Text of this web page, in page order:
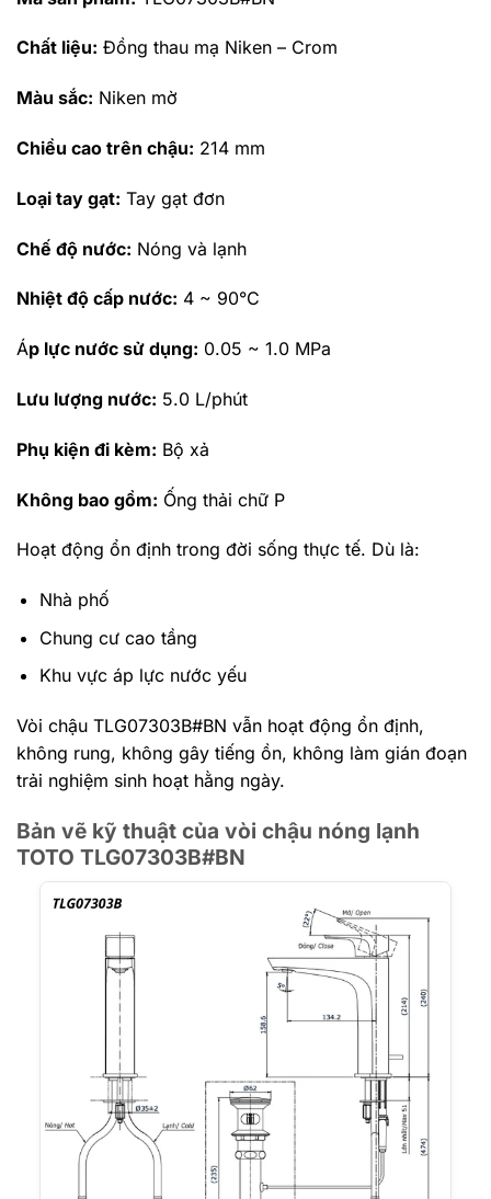
Chất liệu: Đồng thau mạ Niken – Crom
Màu sắc: Niken mờ
Chiều cao trên chậu: 214 mm
Loại tay gạt: Tay gạt đơn
Chế độ nước: Nóng và lạnh
Nhiệt độ cấp nước: 4 ~ 90°C
Áp lực nước sử dụng: 0.05 ~ 1.0 MPa
Lưu lượng nước: 5.0 L/phút
Phụ kiện đi kèm: Bộ xả
Không bao gồm: Ống thải chữ P
Hoạt động ổn định trong đời sống thực tế. Dù là:
Nhà phố
Chung cư cao tầng
Khu vực áp lực nước yếu
Vòi chậu TLG07303B#BN vẫn hoạt động ổn định,
không rung, không gây tiếng ồn, không làm gián đoạn
trải nghiệm sinh hoạt hằng ngày.
Bản vẽ kỹ thuật của vòi chậu nóng lạnh
TOTO TLG07303B#BN